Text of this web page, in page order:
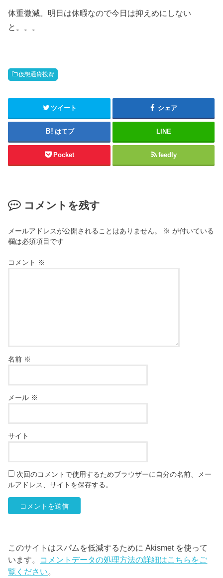
体重微減。明日は休暇なので今日は抑えめにしない
と。。。
仮想通貨投資
ツイート シェア
はてブ LINE
Pocket feedly
コメントを残す
メールアドレスが公開されることはありません。 ※ が付いている
欄は必須項目です
コメント ※
名前 ※
メール ※
サイト
次回のコメントで使用するためブラウザーに自分の名前、メー
ルアドレス、サイトを保存する。
このサイトはスパムを低減するために Akismet を使って
います。 コメントデータの処理方法の詳細はこちらをご
覧ください。